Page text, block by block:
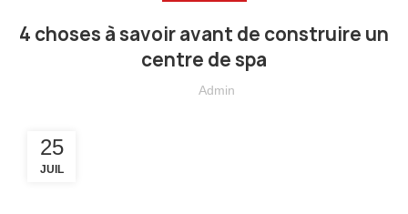
4 choses à savoir avant de construire un
centre de spa
Admin
25
JUIL